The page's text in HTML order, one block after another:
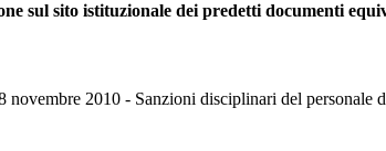
sul sito istituzionale dei predetti documenti
novembre 2010 - Sanzioni disciplinari del personale